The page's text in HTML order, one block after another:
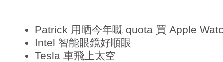
Patrick 用晒今年嘅 quota 買 Apple
Intel 智能眼鏡好順眼
Tesla 車飛上太空